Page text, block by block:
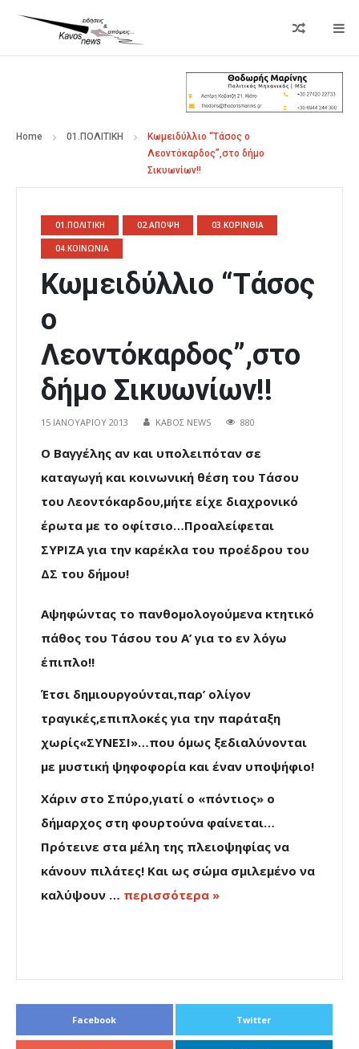
Home 01.ΠΟΛΙΤΙΚΗ
Κωμειδύλλιο “Τάσος ο
Λεοντόκαρδος”,στο δήμο
Σικυωνίων!!
01.ΠΟΛΙΤΙΚΗ 02.ΑΠΟΨΗ 03.ΚΟΡΙΝΘΙΑ
04.ΚΟΙΝΩΝΙΑ
Κωμειδύλλιο “Τάσος
ο
Λεοντόκαρδος”,στο
δήμο Σικυωνίων!!
15 ΙΑΝΟΥΑΡΊΟΥ 2013 ΚΑΒΟΣ NEWS 880
Ο Βαγγέλης αν και υπολειπόταν σε
καταγωγή και κοινωνική θέση του Τάσου
του Λεοντόκαρδου,μήτε είχε διαχρονικό
έρωτα με το οφίτσιο…Προαλείφεται
ΣΥΡΙΖΑ για την καρέκλα του προέδρου του
ΔΣ του δήμου!
Αψηφώντας το πανθομολογούμενα κτητικό
πάθος του Τάσου του Α’ για το εν λόγω
έπιπλο!!
Έτσι δημιουργούνται,παρ’ ολίγον
τραγικές,επιπλοκές για την παράταξη
χωρίς«ΣΥΝΕΣΙ»…που όμως ξεδιαλύνονται
με μυστική ψηφοφορία και έναν υποψήφιο!
Χάριν στο Σπύρο,γιατί ο «πόντιος» ο
δήμαρχος στη φουρτούνα φαίνεται…
Πρότεινε στα μέλη της πλειοψηφίας να
κάνουν πιλάτες! Και ως σώμα σμιλεμένο να
καλύψουν … περισσότερα »
Facebook Twitter